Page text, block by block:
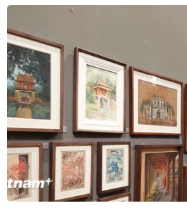
ngoài ra, có 3 người đã khỏi